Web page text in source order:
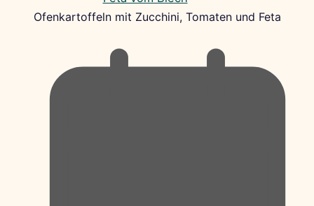
Ofenkartoffeln mit Zucchini, Tomaten und Feta